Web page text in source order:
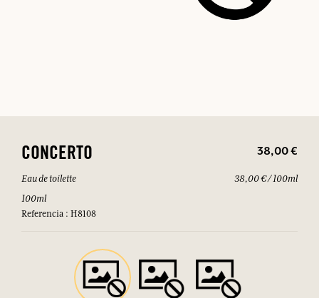
CONCERTO 38,00 €
Eau de toilette
100ml
Referencia : H8108
38,00 € / 100ml